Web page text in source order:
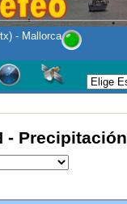
- Mallorca
- Precipitación